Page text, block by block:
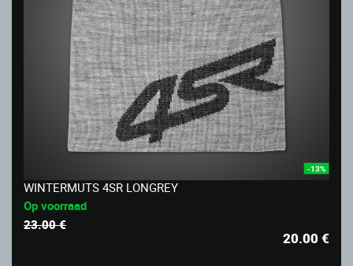
-13%
WINTERMUTS 4SR LONGREY
Op voorraad
23.00 €
20.00€